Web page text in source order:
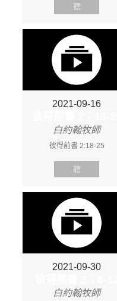
聽
2021-09-16
白約翰牧師
彼得前書 2:18-25
聽
2021-09-30
白約翰牧師